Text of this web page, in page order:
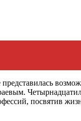
посвятив